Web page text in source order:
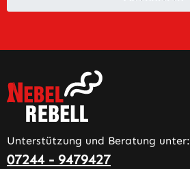
Unterstützung und Beratung unter:
07244 - 9479427